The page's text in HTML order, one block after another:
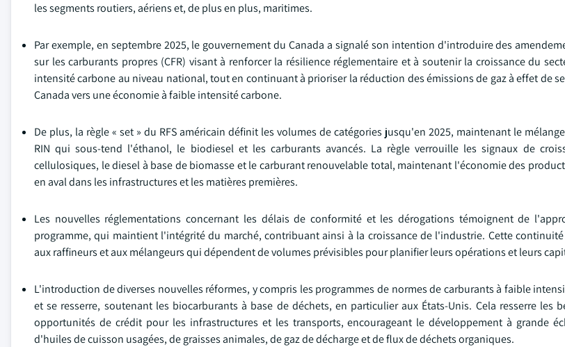
les segments routiers, aériens et, de plus en plus, maritimes.
Par exemple, en septembre 2025, le gouvernement du Canada a signalé son intention d'introduire des
sur les carburants propres (CFR) visant à renforcer la résilience réglementaire et à soutenir la croissance du
intensité carbone au niveau national, tout en continuant à prioriser la réduction des émissions de gaz à effet de
Canada vers une économie à faible intensité carbone.
De plus, la règle « set » du RFS américain définit les volumes de catégories jusqu'en 2025, maintenant le
RIN qui sous-tend l'éthanol, le biodiesel et les carburants avancés. La règle verrouille les signaux de
cellulosiques, le diesel à base de biomasse et le carburant renouvelable total, maintenant l'économie des
en aval dans les infrastructures et les matières premières.
Les nouvelles réglementations concernant les délais de conformité et les dérogations témoignent de
programme, qui maintient l'intégrité du marché, contribuant ainsi à la croissance de l'industrie. Cette
aux raffineurs et aux mélangeurs qui dépendent de volumes prévisibles pour planifier leurs opérations et leurs
L'introduction de diverses nouvelles réformes, y compris les programmes de normes de carburants à faible
et se resserre, soutenant les biocarburants à base de déchets, en particulier aux États-Unis. Cela resserre les
opportunités de crédit pour les infrastructures et les transports, encourageant le développement à grande
d'huiles de cuisson usagées, de graisses animales, de gaz de décharge et de flux de déchets organiques.